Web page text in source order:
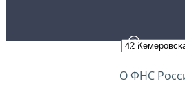
О ФНС